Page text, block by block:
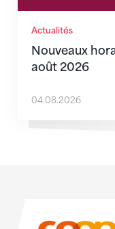
Actualités
Nouveaux
août 2026
04.08.2026